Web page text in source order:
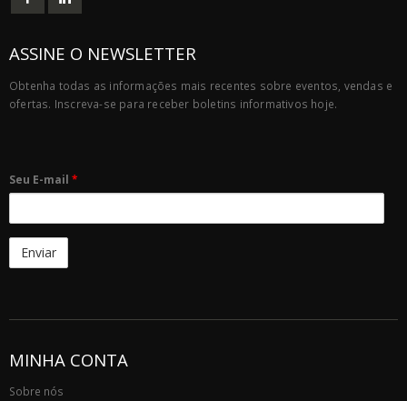
ASSINE O NEWSLETTER
Obtenha todas as informações mais recentes sobre eventos, vendas e
ofertas. Inscreva-se para receber boletins informativos hoje.
Seu E-mail *
MINHA CONTA
Sobre nós